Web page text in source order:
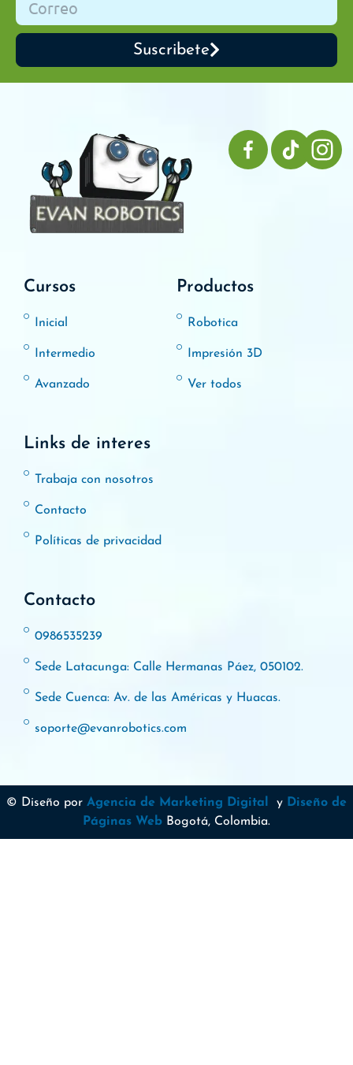
Suscribete
Cursos
Inicial
Intermedio
Avanzado
Productos
Robotica
Impresión 3D
Ver todos
Links de interes
Trabaja con nosotros
Contacto
Políticas de privacidad
Contacto
0986535239
Sede Latacunga: Calle Hermanas Páez, 050102.
Sede Cuenca: Av. de las Américas y Huacas.
soporte@evanrobotics.com
© Diseño por Agencia de Marketing Digital y Diseño de
Páginas Web Bogotá, Colombia.